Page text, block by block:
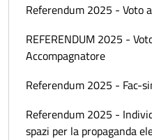
Referendum 2025 - Voto
REFERENDUM 2025 -
Accompagnatore
Referendum 2025 - Fac-
Referendum 2025 -
spazi per la propaganda